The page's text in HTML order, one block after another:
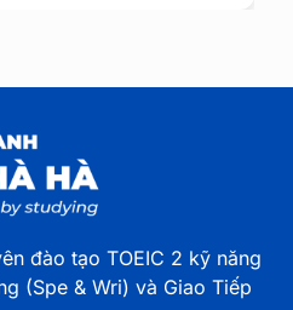
đào tạo TOEIC 2 kỹ năng
(Spe & Wri) và Giao Tiếp